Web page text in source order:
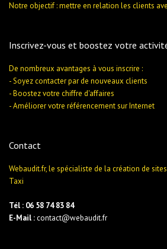
Notre objectif : mettre en relation les clients
Inscrivez-vous et boostez votre
De nombreux avantages à vous inscrire :
- Soyez contacter par de nouveaux clients
- Boostez votre chiffre d'affaires
- Améliorer votre référencement sur Internet
Contact
Webaudit.fr, le spécialiste de la création de
Taxi
Tél : 06 58 74 83 84
E-Mail :contact@webaudit.fr